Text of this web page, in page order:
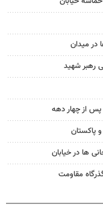
در میدان
رهبر شهید
پس از چهار دهه
پاکستان
ها در خیابان